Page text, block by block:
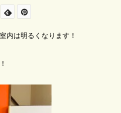
内は明るくなります！